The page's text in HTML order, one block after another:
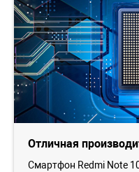
Отличная
Смартфон Redmi Note